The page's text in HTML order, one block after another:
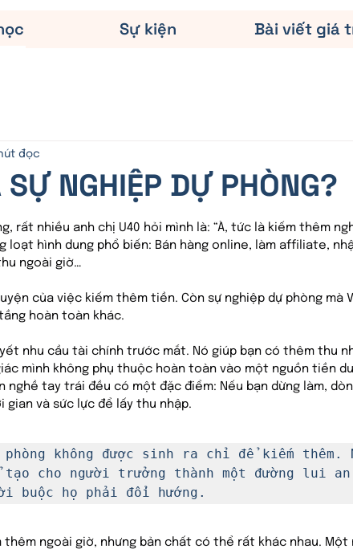
Sự kiện Bài viết giá
NGHIỆP DỰ PHÒNG?
đọc
rất nhiều anh chị U40 hỏi mình là: “À, tức là kiếm thêm
loạt hình dung phổ biến: Bán hàng online, làm affiliate,
ngoài giờ…
của việc kiếm thêm tiền. Còn sự nghiệp dự phòng mà
hoàn toàn khác.
nhu cầu tài chính trước mắt. Nó giúp bạn có thêm thu
mình không phụ thuộc hoàn toàn vào một nguồn tiền
nghề tay trái đều có một đặc điểm: Nếu bạn dừng làm,
gian và sức lực để lấy thu nhập.
phòng không được sinh ra chỉ để kiếm thêm.
tạo cho người trưởng thành một đường lui
buộc họ phải đổi hướng.
thêm ngoài giờ, nhưng bản chất có thể rất khác nhau. Một